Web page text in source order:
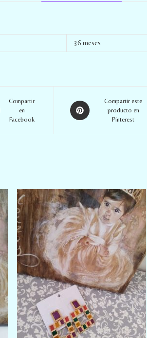
36 meses
Compartir
en
Facebook
Compartir este
producto en
Pinterest